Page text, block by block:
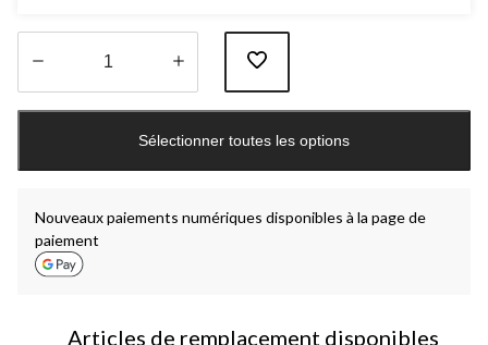
Sélectionner toutes les options
Nouveaux paiements numériques disponibles à la page de
paiement
Articles de remplacement disponibles